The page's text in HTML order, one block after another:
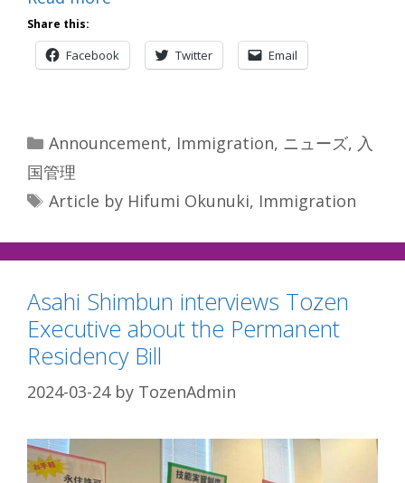
Share this:
Facebook Twitter Email
Categories
Announcement, Immigration, ニューズ, 入
国管理
Tags
Article by Hifumi Okunuki, Immigration
Asahi Shimbun interviews Tozen
Executive about the Permanent
Residency Bill
2024-03-24 by TozenAdmin